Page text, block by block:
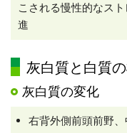
こされる慢性的なス
進
灰白質と白質
灰白質の変化
右背外側前頭前野